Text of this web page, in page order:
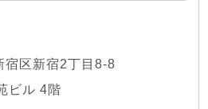
宿区新宿2丁目8-8
ビル 4階